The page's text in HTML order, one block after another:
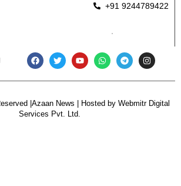
+91 9244789422
|Azaan News | Hosted by Webmitr Digital
Services Pvt. Ltd.